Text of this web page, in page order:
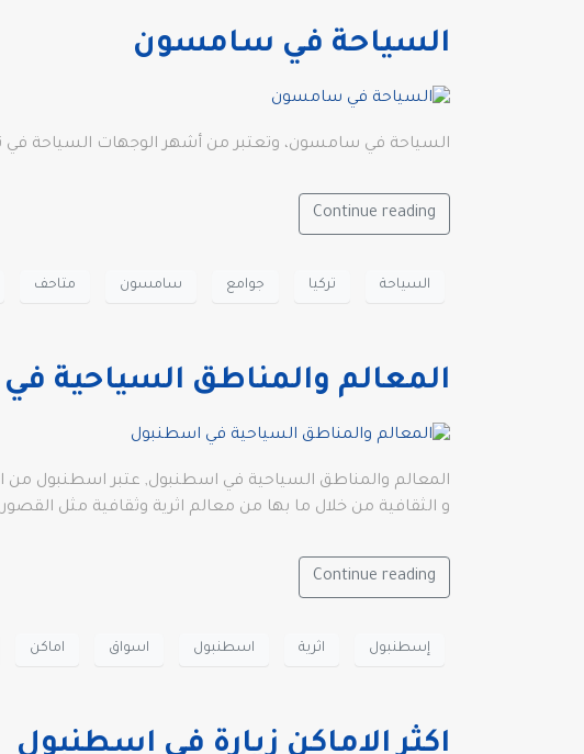
السياحة في سامسون
السياحة في سامسون، وتعتبر من أشهر الوجهات السياحة في
Continue reading
السياحة تركيا جوامع سامسون متاحف
المعالم والمناطق السياحية
المعالم والمناطق السياحية في اسطنبول, عتبر اسطنبول من
و الثقافية من خلال ما بها من معالم اثرية وثقافية مثل
Continue reading
إسطنبول اثرية اسطنبول اسواق اماكن
اكثر الاماكن زيارة في اسطنبول